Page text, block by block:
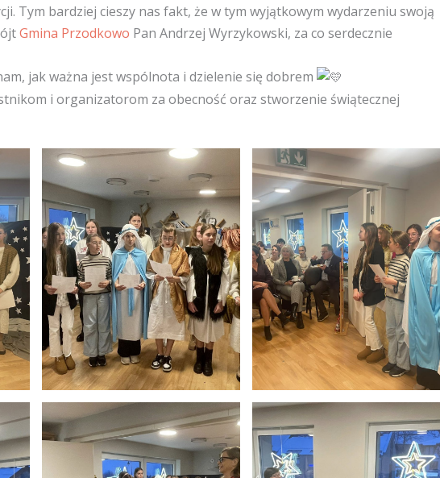
Tym bardziej cieszy nas fakt, że w tym wyjątkowym wydarzeniu swoją
Gmina Przodkowo Pan Andrzej Wyrzykowski, za co serdecznie
jak ważna jest wspólnota i dzielenie się dobrem
i organizatorom za obecność oraz stworzenie świątecznej